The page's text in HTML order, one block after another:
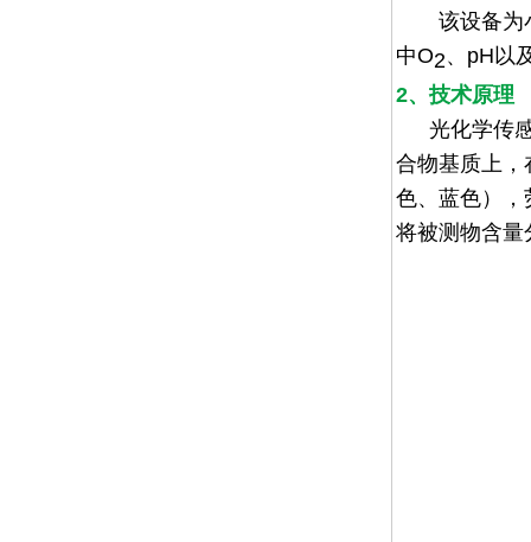
该设备为小
中O2、 pH以
2、技术原理
光化学传
合物基质上，
色、蓝色），
将被测物含量